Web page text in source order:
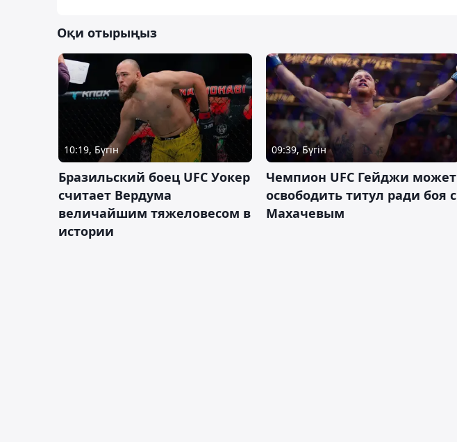
Оқи отырыңыз
10:19, Бүгін
Бразильский боец UFC Уокер
считает Вердума
величайшим тяжеловесом в
истории
09:39, Бүгін
Чемпион UFC Гейджи может
освободить титул ради боя с
Махачевым